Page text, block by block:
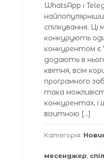
WhatsApp і
спілкування.
конкурують
конкурентом є
додають в
квітня, всім
програмного
така
конкурентах,
візитною […]
Категорія:
месенджер